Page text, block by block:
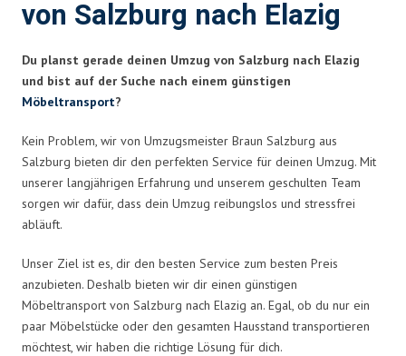
von Salzburg nach Elazig
Du planst gerade deinen Umzug von Salzburg nach Elazig
und bist auf der Suche nach einem günstigen
Möbeltransport?
Kein Problem, wir von Umzugsmeister Braun Salzburg aus
Salzburg bieten dir den perfekten Service für deinen Umzug. Mit
unserer langjährigen Erfahrung und unserem geschulten Team
sorgen wir dafür, dass dein Umzug reibungslos und stressfrei
abläuft.
Unser Ziel ist es, dir den besten Service zum besten Preis
anzubieten. Deshalb bieten wir dir einen günstigen
Möbeltransport von Salzburg nach Elazig an. Egal, ob du nur ein
paar Möbelstücke oder den gesamten Hausstand transportieren
möchtest, wir haben die richtige Lösung für dich.